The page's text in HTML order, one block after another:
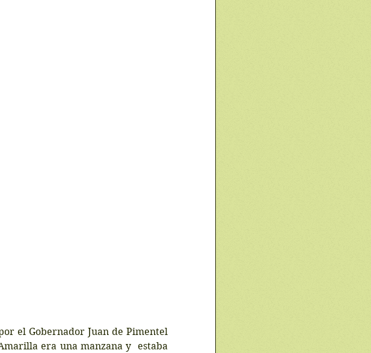
el Gobernador Juan de Pimentel
era una manzana y  estaba